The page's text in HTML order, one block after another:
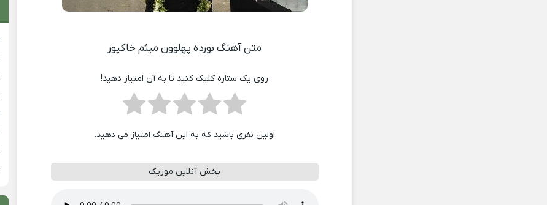
متن آهنگ بورده پهلوون میثم خاکپور
روی یک ستاره کلیک کنید تا به آن امتیاز دهید!
اولین نفری باشید که به این آهنگ امتیاز می دهید.
پخش آنلاین موزیک